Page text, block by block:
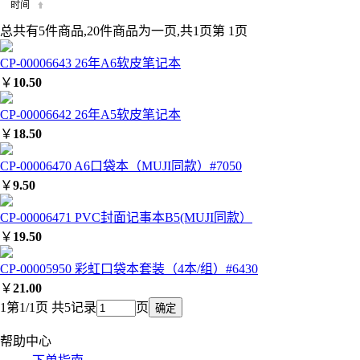
总共有5件商品,20件商品为一页,共1页第 1页
CP-00006643 26年A6软皮笔记本
￥ 10.50
CP-00006642 26年A5软皮笔记本
￥ 18.50
CP-00006470 A6口袋本（MUJI同款）#7050
￥9.50
CP-00006471 PVC封面记事本B5(MUJI同款）
￥ 19.50
CP-00005950 彩虹口袋本套装（4本/组）#6430
￥21.00
1 第1/1页 共5记录 页
帮助中心